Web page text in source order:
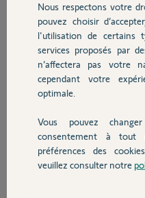
Chauffage
Autres produits
Devis avec un pro
Contact
Exite-il une solution pour palier
Merci,
Lutz J.
il y a environ un an
Participer
Réponses
Nous respectons votre
pouvez choisir
l'utilisation de certains
services proposés par
n’affectera pas votre
cependant votre
optimale.
Vous pouvez
consentement à
préférences des
veuillez consulter notre